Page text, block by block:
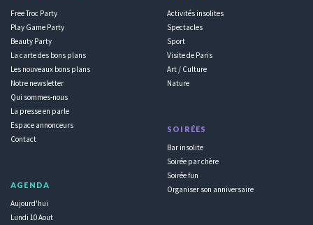
Free Troc Party
Play Game Party
Beauty Party
La carte des bons plans
Les nouveaux bons plans
Notre newsletter
Qui sommes-nous
La presse en parle
Espace annonceurs
Contact
AGENDA
Aujourd'hui
Lundi 10 Aout
Activités insolites
Spectacles
Sport
Visite de Paris
Art / Culture
Nature
SOIRÉES
Bar insolite
Soirée par chère
Soirée fun
Organiser son anniversaire